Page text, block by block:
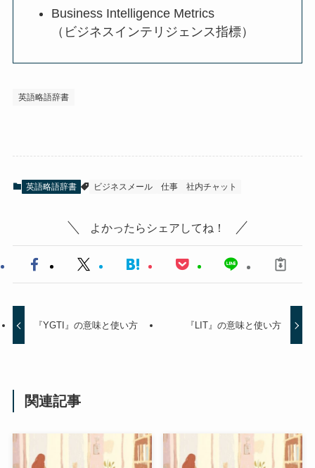
Business Intelligence Metrics
（ビジネスインテリジェンス指標）
英語略語辞書
英語略語辞書 ビジネスメール 仕事 社内チャット
よかったらシェアしてね！
『YGTI』の意味と使い方 『LIT』の意味と使い方
関連記事